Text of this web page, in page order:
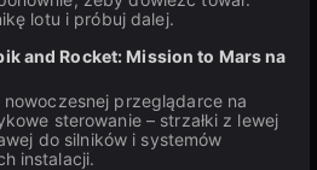
lotu i próbuj dalej.
and Rocket: Mission to Mars na
nowoczesnej przeglądarce na
sterowanie – strzałki z lewej
do silników i systemów
instalacji.